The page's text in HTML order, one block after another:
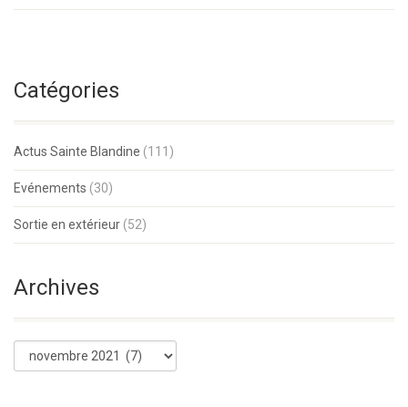
Catégories
Actus Sainte Blandine (111)
Evénements (30)
Sortie en extérieur (52)
Archives